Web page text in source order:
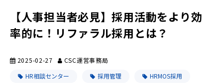
【人事担当者必見】採用活動をより効
率的に！リファラル採用とは？
2025-02-27
CSC運営事務局
HR相談センター
採用管理 HRMOS採用